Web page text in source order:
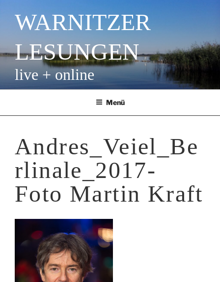
Inhalt
springenWARNITZER
LESUNGEN
live + online
Menü
Andres_Veiel_Be
rlinale_2017-
Foto Martin Kraft